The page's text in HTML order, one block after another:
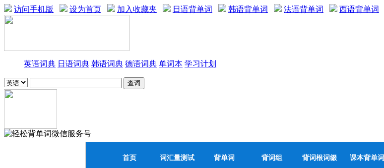
访问手机版 设为首页 加入收藏夹 日语背单词 韩语背单词 法语背单词 西语背单词
英语词典 日语词典 韩语词典 德语词典 单词本 学习计划
首页 词汇量测试 背单词 背词组 背词根词缀 课本背单词